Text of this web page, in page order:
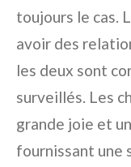
toujours le cas.
avoir des
les deux sont
surveillés. Les
grande joie et
fournissant une